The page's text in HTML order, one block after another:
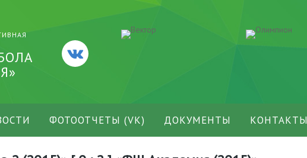
ФОТООТЧЕТЫ (VK) ДОКУМЕНТЫ КОНТАКТЫ